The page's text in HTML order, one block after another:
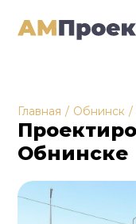
Главная / Обнинск /
Обнинске